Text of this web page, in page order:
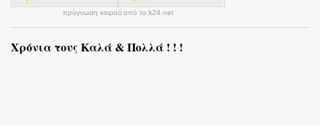
πρόγνωση καιρού από το k24.net
Χρόνια τους Καλά & Πολλά ! ! !